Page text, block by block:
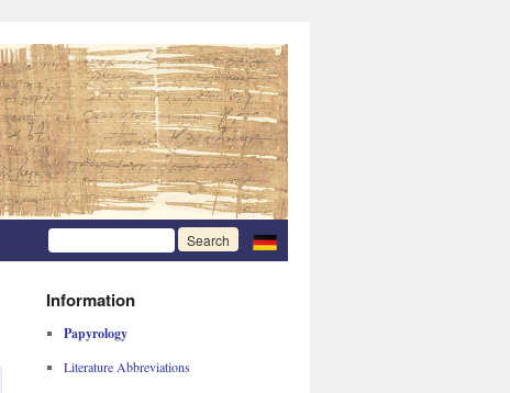
Information
Papyrology
Literature Abbreviations